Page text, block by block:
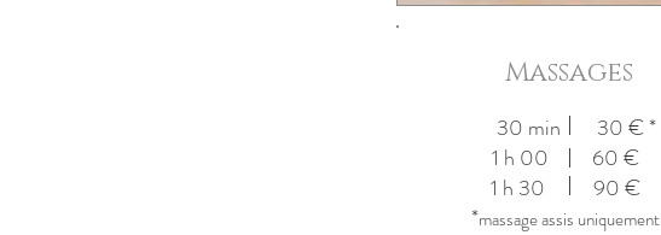
Massages
30 min
30 € *
1 h 00 60€
1 h 30 90 €
*massage assis uniquement